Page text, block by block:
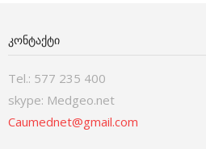
ᲙᲝᲜᲢᲐᲥᲢᲘ
Tel.: 577 235 400
skype: Medgeo.net
Caumednet@gmail.com